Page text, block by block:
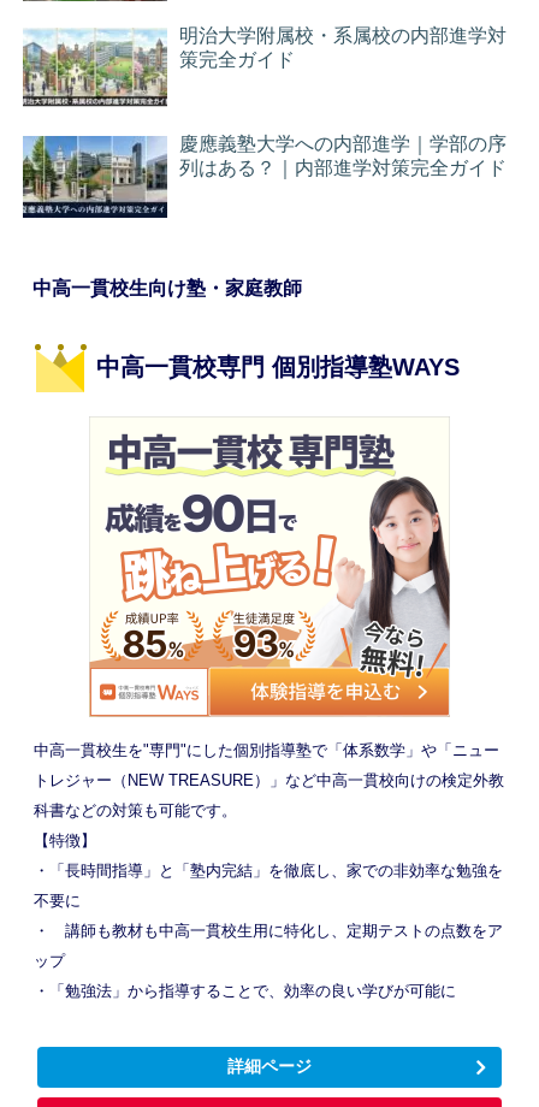
明治大学附属校・系属校の内部進学対
策完全ガイド
慶應義塾大学への内部進学｜学部の序
列はある？｜内部進学対策完全ガイド
中高一貫校生向け塾・家庭教師
中高一貫校専門 個別指導塾WAYS
中高一貫校生を"専門"にした個別指導塾で「体系数学」や「ニュー
トレジャー（NEW TREASURE）」など中高一貫校向けの検定外教
科書などの対策も可能です。
【特徴】
・「長時間指導」と「塾内完結」を徹底し、家での非効率な勉強を
不要に
・ 講師も教材も中高一貫校生用に特化し、定期テストの点数をア
ップ
・「勉強法」から指導することで、効率の良い学びが可能に
詳細ページ